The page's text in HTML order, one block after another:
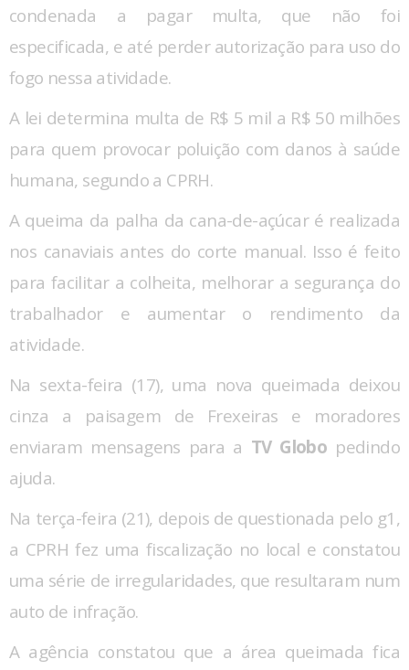
condenada a pagar multa, que não foi
especificada, e até perder autorização para uso do
fogo nessa atividade.
A lei determina multa de R$ 5 mil a R$ 50 milhões
para quem provocar poluição com danos à saúde
humana, segundo a CPRH.
A queima da palha da cana-de-açúcar é realizada
nos canaviais antes do corte manual. Isso é feito
para facilitar a colheita, melhorar a segurança do
trabalhador e aumentar o rendimento da
atividade.
Na sexta-feira (17), uma nova queimada deixou
cinza a paisagem de Frexeiras e moradores
enviaram mensagens para a TV Globo pedindo
ajuda.
Na terça-feira (21), depois de questionada pelo g1,
a CPRH fez uma fiscalização no local e constatou
uma série de irregularidades, que resultaram num
auto de infração.
A agência constatou que a área queimada fica